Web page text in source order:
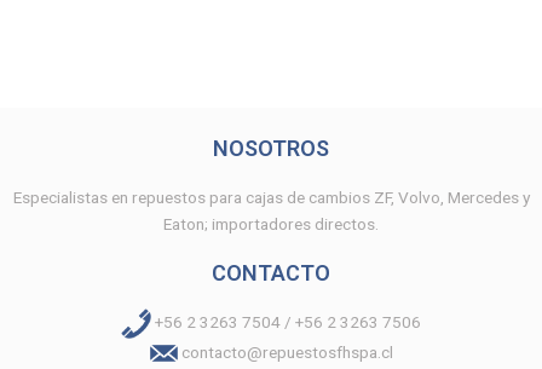
NOSOTROS
Especialistas en repuestos para cajas de cambios ZF, Volvo, Mercedes y
Eaton; importadores directos.
CONTACTO
+56 2 3263 7504 / +56 2 3263 7506
contacto@repuestosfhspa.cl